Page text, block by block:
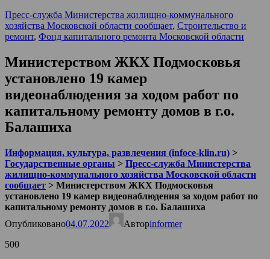
Пресс-служба Министерства жилищно-коммунального
хозяйства Московской области сообщает, Строительство и
ремонт, Фонд капитального ремонта Московской области
Министерством ЖКХ Подмосковья
установлено 19 камер
видеонаблюдения за ходом работ по
капитальному ремонту домов в г.о.
Балашиха
Информация, культура, развлечения (infoce-klin.ru) >
Государственные органы > Пресс-служба Министерства
жилищно-коммунального хозяйства Московской области
сообщает > Министерством ЖКХ Подмосковья
установлено 19 камер видеонаблюдения за ходом работ по
капитальному ремонту домов в г.о. Балашиха
Опубликовано04.07.2022 Авторinformer
500